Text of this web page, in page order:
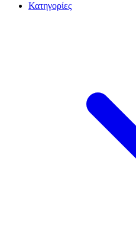
Κατηγορίες